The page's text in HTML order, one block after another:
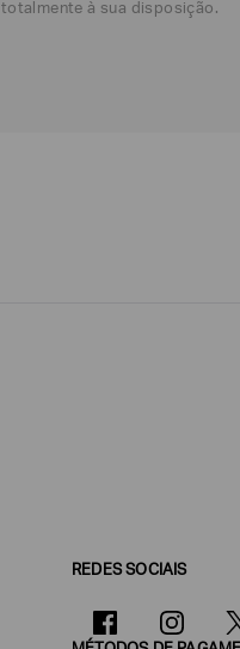
totalmente à sua disposição.
REDES SOCIAIS